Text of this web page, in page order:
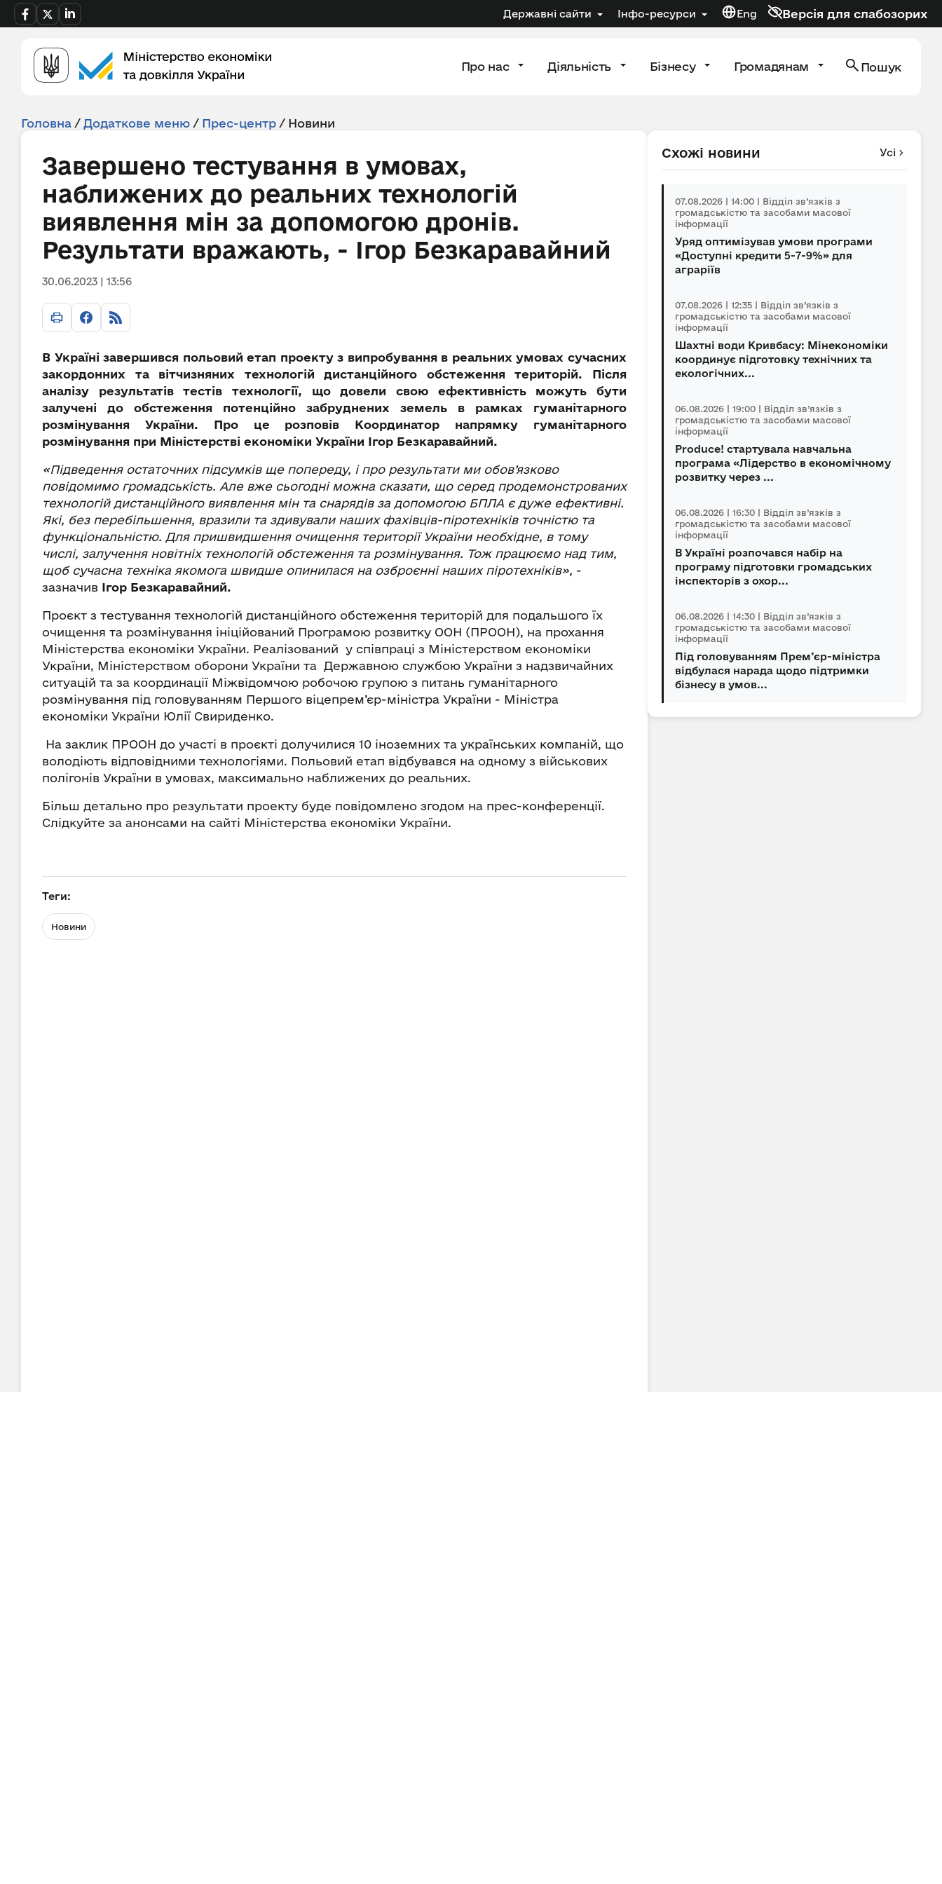
Державні сайти Інфо-ресурси Eng Версія для слабозорих
Про нас Діяльність Бізнесу Громадянам Пошук
Головна / Додаткове меню / Прес-центр / Новини
Завершено тестування в умовах,
наближених до реальних технологій
виявлення мін за допомогою дронів.
Результати вражають, - Ігор Безкаравайний
30.06.2023 | 13:56
В Україні завершився польовий етап проекту з випробування в реальних умовах сучасних
закордонних та вітчизняних технологій дистанційного обстеження територій. Після
аналізу результатів тестів технології, що довели свою ефективність можуть бути
залучені до обстеження потенційно забруднених земель в рамках гуманітарного
розмінування України. Про це розповів Координатор напрямку гуманітарного
розмінування при Міністерстві економіки України Ігор Безкаравайний.
«Підведення остаточних підсумків ще попереду, і про результати ми обов’язково
повідомимо громадськість. Але вже сьогодні можна сказати, що серед продемонстрованих
технологій дистанційного виявлення мін та снарядів за допомогою БПЛА є дуже ефективні.
Які, без перебільшення, вразили та здивували наших фахівців-піротехніків точністю та
функціональністю. Для пришвидшення очищення території України необхідне, в тому
числі, залучення новітніх технологій обстеження та розмінування. Тож працюємо над тим,
щоб сучасна техніка якомога швидше опинилася на озброєнні наших піротехніків», -
зазначив Ігор Безкаравайний.
Проєкт з тестування технологій дистанційного обстеження територій для подальшого їх
очищення та розмінування ініційований Програмою розвитку ООН (ПРООН), на прохання
Міністерства економіки України. Реалізований у співпраці з Міністерством економіки
України, Міністерством оборони України та Державною службою України з надзвичайних
ситуацій та за координації Міжвідомчою робочою групою з питань гуманітарного
розмінування під головуванням Першого віцепрем’єр-міністра України - Міністра
економіки України Юлії Свириденко.
На заклик ПРООН до участі в проєкті долучилися 10 іноземних та українських компаній, що
володіють відповідними технологіями. Польовий етап відбувався на одному з військових
полігонів України в умовах, максимально наближених до реальних.
Більш детально про результати проекту буде повідомлено згодом на прес-конференції.
Слідкуйте за анонсами на сайті Міністерства економіки України.
Теги:
Новини
Схожі новини Усі
07.08.2026 | 14:00 | Відділ зв’язків з
громадськістю та засобами масової
інформації
Уряд оптимізував умови програми
«Доступні кредити 5-7-9%» для
аграріїв
07.08.2026 | 12:35 | Відділ зв’язків з
громадськістю та засобами масової
інформації
Шахтні води Кривбасу: Мінекономіки
координує підготовку технічних та
екологічних...
06.08.2026 | 19:00 | Відділ зв’язків з
громадськістю та засобами масової
інформації
Produce! стартувала навчальна
програма «Лідерство в економічному
розвитку через ...
06.08.2026 | 16:30 | Відділ зв’язків з
громадськістю та засобами масової
інформації
В Україні розпочався набір на
програму підготовки громадських
інспекторів з охор...
06.08.2026 | 14:30 | Відділ зв’язків з
громадськістю та засобами масової
інформації
Під головуванням Прем’єр-міністра
відбулася нарада щодо підтримки
бізнесу в умов...